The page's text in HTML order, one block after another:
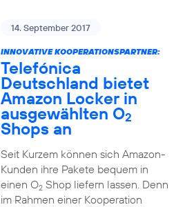
14. September 2017
INNOVATIVE KOOPERATIONSPARTNER:
Telefónica
Deutschland bietet
Amazon Locker in
ausgewählten O2
Shops an
Seit Kurzem können sich Amazon-
Kunden ihre Pakete bequem in
einen O2Shop liefern lassen. Denn
im Rahmen einer Kooperation